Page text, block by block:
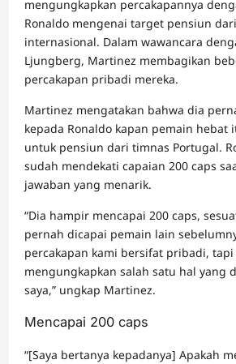
mengungkapkan percakapannya
Ronaldo mengenai target pensiun
internasional. Dalam wawancara
Ljungberg, Martinez membagikan
percakapan pribadi mereka.
Martinez mengatakan bahwa dia
kepada Ronaldo kapan pemain hebat
untuk pensiun dari timnas Portugal.
sudah mendekati capaian 200 caps
jawaban yang menarik.
“Dia hampir mencapai 200 caps,
pernah dicapai pemain lain
percakapan kami bersifat pribadi, tapi
mengungkapkan salah satu hal yang
saya,” ungkap Martinez.
Mencapai 200 caps
“[Saya bertanya kepadanya] Apakah